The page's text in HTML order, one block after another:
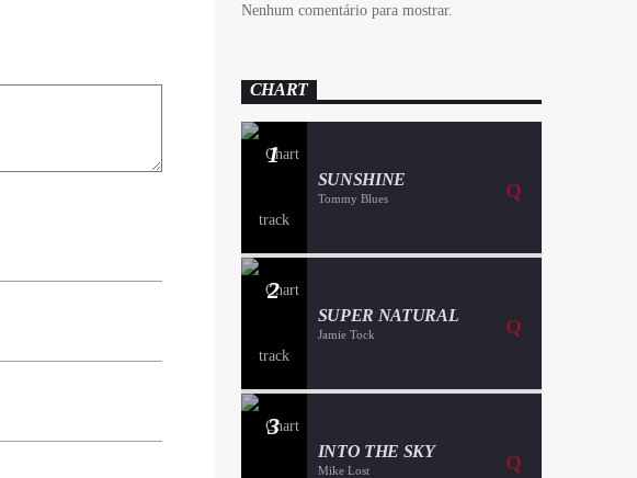
Nenhum comentário para mostrar.
CHART
1
SUNSHINE
Tommy Blues
2
SUPER NATURAL
Jamie Tock
3
INTO THE SKY
Mike Lost